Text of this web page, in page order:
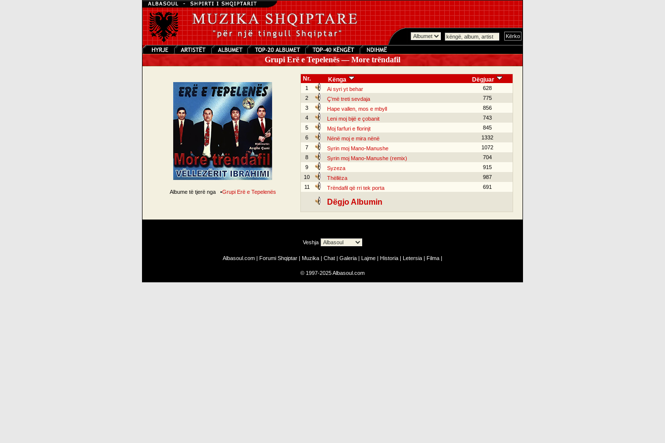
Grupi Erë e Tepelenës — More trëndafil
Albume të tjerë nga •Grupi Erë e Tepelenës
Nr. Kënga Dëgjuar
1 Ai syri yt behar
628
2
Ç’më treti sevdaja
775
3
Hape vallen, mos e mbyll
856
4
Leni moj bijë e çobanit
743
5
Moj farfuri e florinjt
845
6
Nënë moj e mira nënë
1332
7
Syrin moj Mano-Manushe
1072
8
Syrin moj Mano-Manushe (remix)
704
9
Syzeza
915
10
Thëllëza
987
11
Trëndafil që rri tek porta 691
Dëgjo Albumin
Veshja
Albasoul.com | Forumi Shqiptar | Muzika | Chat | Galeria | Lajme | Historia | Letersia | Filma |
© 1997-2025Albasoul.com